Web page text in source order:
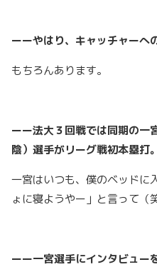
ーーやはり、キャッチャーへ
もちろんあります。
ーー法大３回戦では同期の一
陰）選手がリーグ戦初本塁打
一宮はいつも、僕のベッドに
ょに寝ようやー」と言って（
ーー一宮選手にインタビュー